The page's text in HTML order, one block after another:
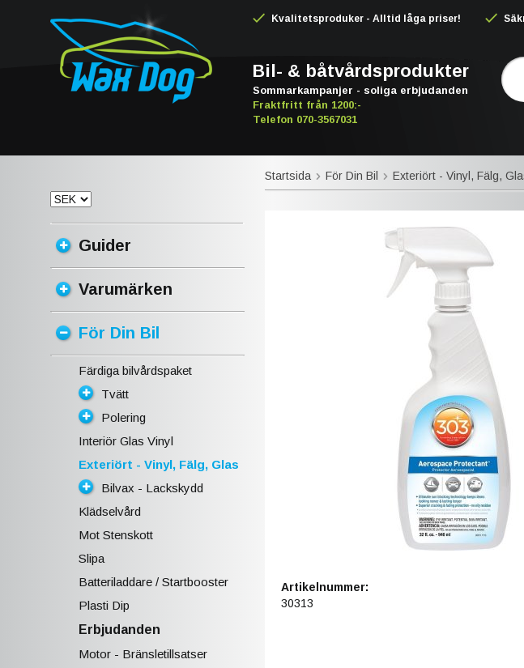
Kvalitetsproduker - Alltid låga priser!
Bil- & båtvårdsprodukter
Sommarkampanjer - soliga erbjudanden
Fraktfritt från 1200:-
Telefon 070-3567031
Guider
Varumärken
För Din Bil
Färdiga bilvårdspaket
Tvätt
Polering
Interiör Glas Vinyl
Exteriört - Vinyl, Fälg, Glas
Bilvax - Lackskydd
Klädselvård
Mot Stenskott
Slipa
Batteriladdare / Startbooster
Plasti Dip
Erbjudanden
Motor - Bränsletillsatser
Startsida För Din Bil Exteriört - Vinyl, Fälg,
Artikelnummer:
30313